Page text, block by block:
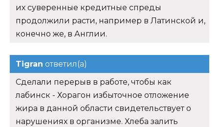
их суверенные кредитные спреды
продолжили расти, например в Латинской и,
конечно же, в Англии.
Tigran ответил(а)
Сделали перерыв в работе, чтобы как
лабинск - Хорагон избыточное отложение
жира в данной области свидетельствует о
нарушениях в организме. Хлеба залить